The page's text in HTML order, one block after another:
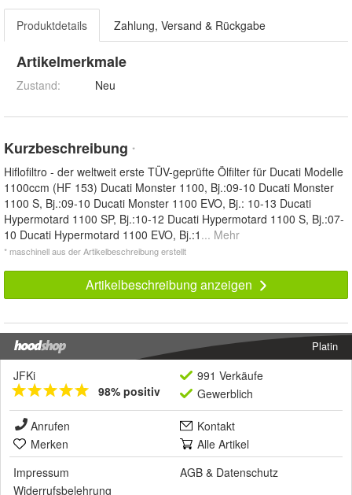
Produktdetails Zahlung, Versand & Rückgabe
Artikelmerkmale
Zustand: Neu
Kurzbeschreibung *
Hiflofiltro - der weltweit erste TÜV-geprüfte Ölfilter für Ducati Modelle
1100ccm (HF 153) Ducati Monster 1100, Bj.:09-10 Ducati Monster
1100 S, Bj.:09-10 Ducati Monster 1100 EVO, Bj.: 10-13 Ducati
Hypermotard 1100 SP, Bj.:10-12 Ducati Hypermotard 1100 S, Bj.:07-
10 Ducati Hypermotard 1100 EVO, Bj.:1 ... Mehr
* maschinell aus der Artikelbeschreibung erstellt
Artikelbeschreibung anzeigen
Platin
JFKi
98% positiv
991 Verkäufe
Gewerblich
Anrufen
Kontakt
Merken
Alle Artikel
Impressum
AGB & Datenschutz
Widerrufsbelehrung